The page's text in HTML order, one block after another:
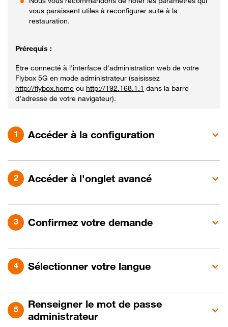
vous paraissent utiles à reconfigurer suite à la
restauration.
Prérequis :
Etre connecté à l'interface d'administration web de votre
Flybox 5G en mode administrateur (saisissez
http://flybox.home ou http://192.168.1.1 dans la barre
d’adresse de votre navigateur).
Accéder à la configuration
Accéder à l'onglet avancé
Confirmez votre demande
Sélectionner votre langue
Renseigner le mot de passe
administrateur